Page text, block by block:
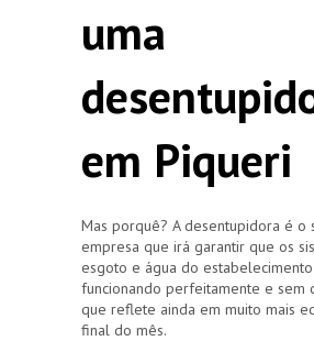
uma
em Piqueri
Mas porquê? A desentupidora é o
empresa que irá garantir que os
esgoto e água do
funcionando perfeitamente e sem
que reflete ainda em muito mais
final do mês.